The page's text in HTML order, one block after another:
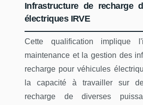
Infrastructure de recharge
électriques IRVE
Cette qualification implique
maintenance et la gestion des
recharge pour véhicules
la capacité à travailler sur
recharge de diverses